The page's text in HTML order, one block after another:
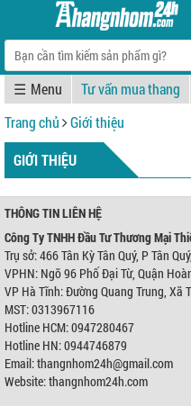
☰ Tư vấn mua thang
Trang chủ
Giới thiệu
GIỚI THIỆU
THÔNG TIN LIÊN HỆ
Công Ty TNHH Đầu Tư Thương Mại
Trụ sở: 466 Tân Kỳ Tân Quý, P Tân
VPHN: Ngõ 96 Phố Đại Từ, Quận
VP Hà Tĩnh: Đường Quang Trung, Xã
MST: 0313967116
Hotline HCM: 0947280467
Hotline HN: 0944746879
Email: thangnhom24h@gmail.com
Website: thangnhom24h.com